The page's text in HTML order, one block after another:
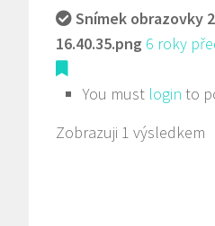
Snímek obrazovky
16.40.35.png 6 roky
You must login to
Zobrazuji 1 výsledkem